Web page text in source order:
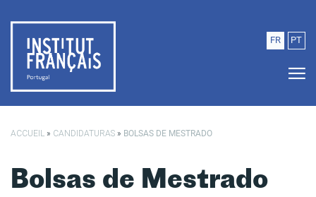
FR PT
ACCUEIL » CANDIDATURAS » BOLSAS DE MESTRADO
Bolsas de Mestrado